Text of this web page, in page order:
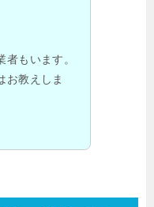
もいます。
お教えしま